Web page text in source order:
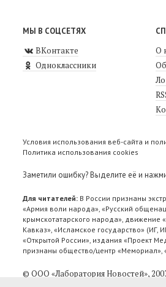
МЫ В СОЦСЕТЯХ
ВКонтакте
Одноклассники
О
Условия использования веб-сайта и
Политика использования cookies
Заметили ошибку? Выделите её и
Для читателей: В России признаны
«Армия воли народа», «Русский
крымскотатарского народа», движение
Кавказ», «Исламское государство»
«Открытой России», издания «Проект
признаны общество/центр «Мемориал»,
© ООО «Лаборатория Новоcтей»,